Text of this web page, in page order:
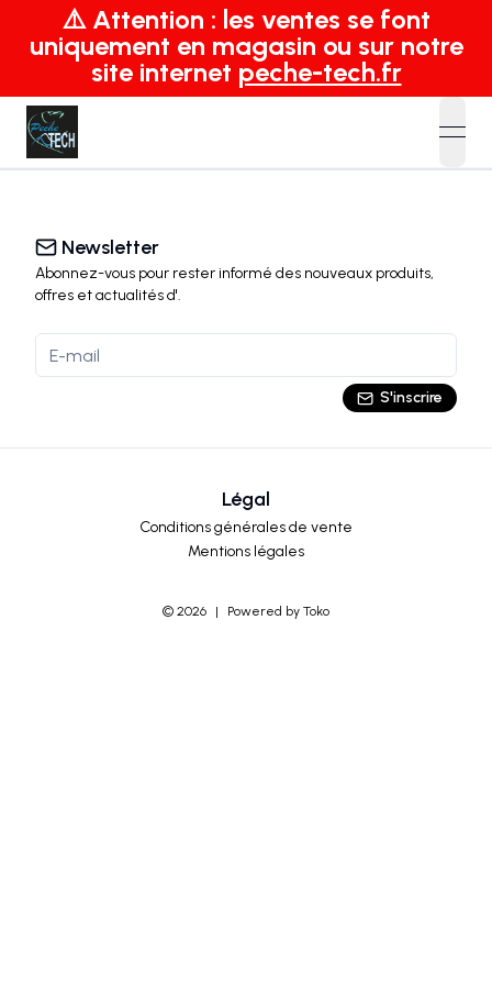
⚠️ Attention : les ventes se font
uniquement en magasin ou sur notre
site internet peche-tech.fr
Newsletter
Abonnez-vous pour rester informé des nouveaux produits,
offres et actualitésd'.
S'inscrire
Légal
Conditions générales de vente
Mentions légales
© 2026 | Powered by Toko